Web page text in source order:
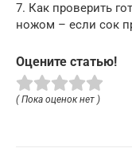
7. Как проверить
ножом – если сок
Оцените статью!
( Пока оценок нет )